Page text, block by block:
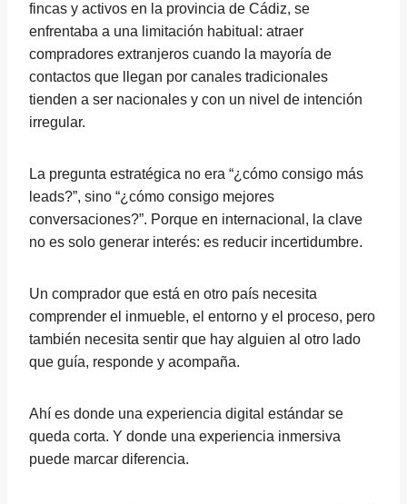
fincas y activos en la provincia de Cádiz, se
enfrentaba a una limitación habitual: atraer
compradores extranjeros cuando la mayoría de
contactos que llegan por canales tradicionales
tienden a ser nacionales y con un nivel de intención
irregular.
La pregunta estratégica no era “¿cómo consigo más
leads?”, sino “¿cómo consigo mejores
conversaciones?”. Porque en internacional, la clave
no es solo generar interés: es reducir incertidumbre.
Un comprador que está en otro país necesita
comprender el inmueble, el entorno y el proceso, pero
también necesita sentir que hay alguien al otro lado
que guía, responde y acompaña.
Ahí es donde una experiencia digital estándar se
queda corta. Y donde una experiencia inmersiva
puede marcar diferencia.